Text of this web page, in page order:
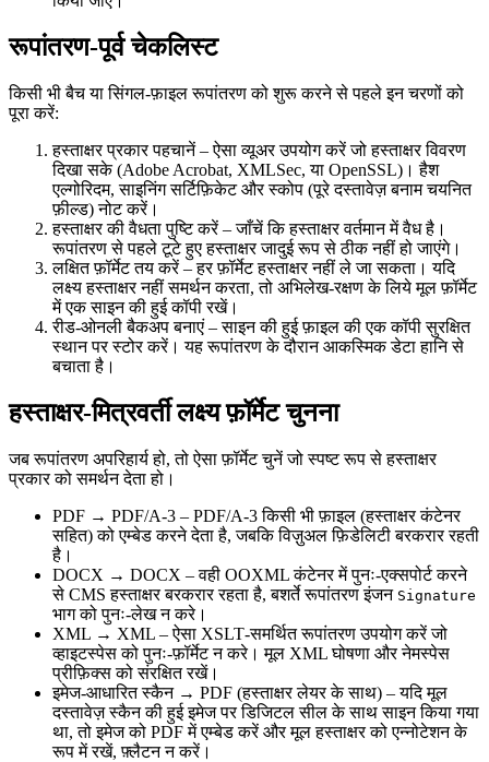
रूपांतरण‑पूर्व चेकलिस्ट
किसी भी बैच या सिंगल‑फ़ाइल रूपांतरण को शुरू करने से पहले इन चरणों को
पूरा करें:
हस्ताक्षर प्रकार पहचानें– ऐसा व्यूअर उपयोग करें जो हस्ताक्षर विवरण
दिखा सके (Adobe Acrobat, XMLSec, या OpenSSL)। हैश
एल्गोरिदम, साइनिंग सर्टिफ़िकेट और स्कोप (पूरे दस्तावेज़ बनाम चयनित
फ़ील्ड) नोट करें।
हस्ताक्षर की वैधता पुष्टि करें– जाँचें कि हस्ताक्षर वर्तमान में वैध है।
रूपांतरण से पहले टूटे हुए हस्ताक्षर जादुई रूप से ठीक नहीं हो जाएंगे।
लक्षित फ़ॉर्मेट तय करें– हर फ़ॉर्मेट हस्ताक्षर नहीं ले जा सकता। यदि
लक्ष्य हस्ताक्षर नहीं समर्थन करता, तो अभिलेख‑रक्षण के लिये मूल फ़ॉर्मेट
में एक साइन की हुई कॉपी रखें।
रीड‑ओनली बैकअप बनाएं – साइन की हुई फ़ाइल की एक कॉपी सुरक्षित
स्थान पर स्टोर करें। यह रूपांतरण के दौरान आकस्मिक डेटा हानि से
बचाता है।
हस्ताक्षर‑मित्रवर्ती लक्ष्य फ़ॉर्मेट चुनना
जब रूपांतरण अपरिहार्य हो, तो ऐसा फ़ॉर्मेट चुनें जो स्पष्ट रूप से हस्ताक्षर
प्रकार को समर्थन देता हो।
PDF → PDF/A‑3 – PDF/A‑3 किसी भी फ़ाइल (हस्ताक्षर कंटेनर
सहित) को एम्बेड करने देता है, जबकि विज़ुअल फ़िडेलिटी बरकरार रहती
है।
DOCX → DOCX – वही OOXML कंटेनर में पुनः‑एक्सपोर्ट करने
से CMS हस्ताक्षर बरकरार रहता है, बशर्ते रूपांतरण इंजन Signature
भाग को पुनः‑लेख न करे।
XML → XML – ऐसा XSLT‑समर्थित रूपांतरण उपयोग करें जो
व्हाइटस्पेस को पुनः‑फ़ॉर्मेट न करे। मूल XML घोषणा और नेमस्पेस
प्रीफ़िक्स को संरक्षित रखें।
इमेज‑आधारित स्कैन → PDF (हस्ताक्षर लेयर के साथ) – यदि मूल
दस्तावेज़ स्कैन की हुई इमेज पर डिजिटल सील के साथ साइन किया गया
था, तो इमेज को PDF में एम्बेड करें और मूल हस्ताक्षर को एन्नोटेशन के
रूप में रखें, फ़्लैटन न करें।